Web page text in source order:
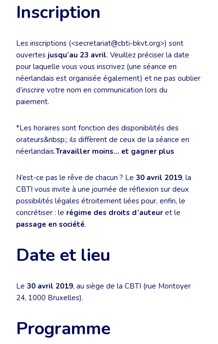
Inscription
Les inscriptions (<secretariat@cbti-bkvt.org>) sont
ouvertes jusqu’au 23 avril. Veuillez préciser la date
pour laquelle vous vous inscrivez (une séance en
néerlandais est organisée également) et ne pas oublier
d’inscrire votre nom en communication lors du
paiement.
*Les horaires sont fonction des disponibilités des
orateurs&nbsp;; ils diffèrent de ceux de la séance en
néerlandais.Travailler moins… et gagner plus
N’est-ce pas le rêve de chacun ? Le 30 avril 2019, la
CBTI vous invite à une journée de réflexion sur deux
possibilités légales étroitement liées pour, enfin, le
concrétiser : le régime des droits d’auteur et le
passage en société.
Date et lieu
Le 30 avril 2019, au siège de la CBTI (rue Montoyer
24, 1000 Bruxelles).
Programme